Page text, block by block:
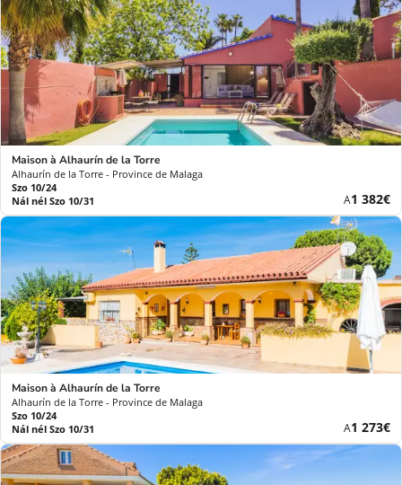
Maison à Alhaurín de la Torre
Alhaurín de la Torre - Province de Malaga
Szo 10/24
Nál nél Szo 10/31
AÚj
ár
1 382€
Maison à Alhaurín de la Torre
Alhaurín de la Torre - Province de Malaga
Szo 10/24
Nál nél Szo 10/31
AÚj
ár
1 273€